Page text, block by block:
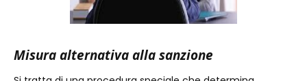
Misura alternativa alla sanzione